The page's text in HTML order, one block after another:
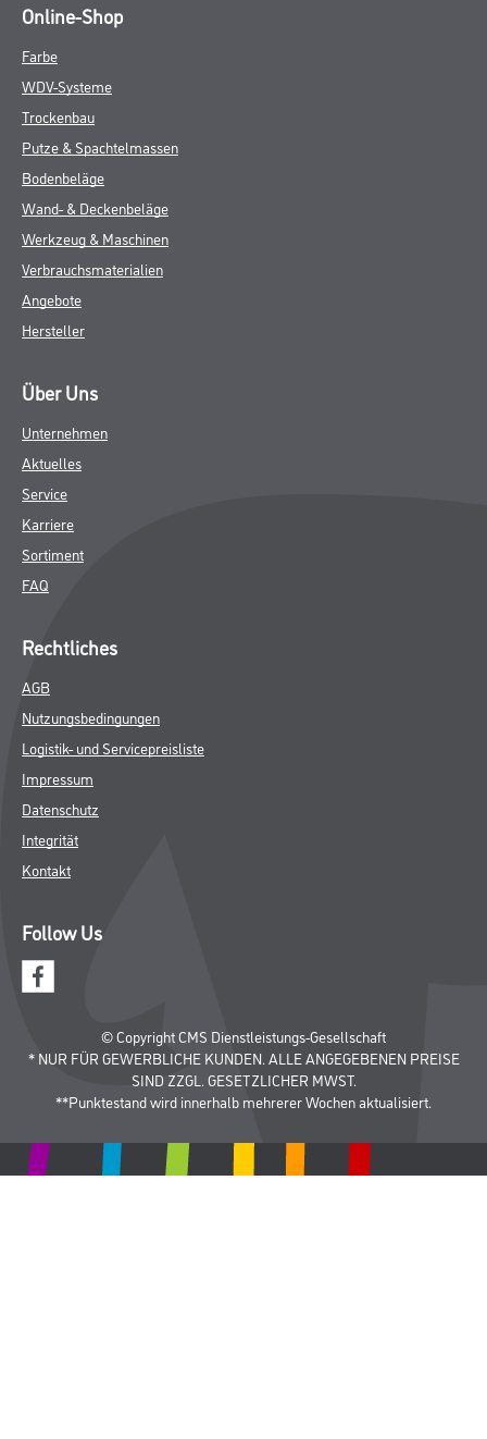
Online-Shop
Farbe
WDV-Systeme
Trockenbau
Putze & Spachtelmassen
Bodenbeläge
Wand- & Deckenbeläge
Werkzeug & Maschinen
Verbrauchsmaterialien
Angebote
Hersteller
Über Uns
Unternehmen
Aktuelles
Service
Karriere
Sortiment
FAQ
Rechtliches
AGB
Nutzungsbedingungen
Logistik- und Servicepreisliste
Impressum
Datenschutz
Integrität
Kontakt
Follow Us
© Copyright CMS Dienstleistungs-Gesellschaft
* NUR FÜR GEWERBLICHE KUNDEN. ALLE ANGEGEBENEN PREISE
SIND ZZGL. GESETZLICHER MWST.
**Punktestand wird innerhalb mehrerer Wochen aktualisiert.